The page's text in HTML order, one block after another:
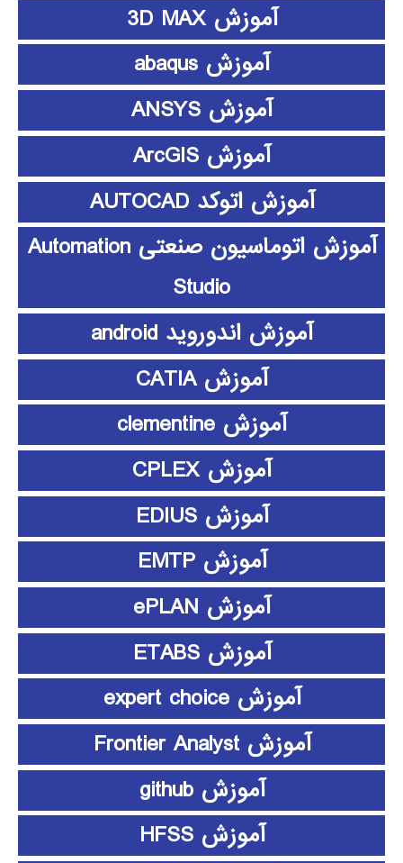
آموزش 3D MAX
آموزش abaqus
آموزش ANSYS
آموزش ArcGIS
آموزش اتوکد AUTOCAD
آموزش اتوماسیون صنعتی Automation
Studio
آموزش اندوروید android
آموزش CATIA
آموزش clementine
آموزش CPLEX
آموزش EDIUS
آموزش EMTP
آموزش ePLAN
آموزش ETABS
آموزش expert choice
آموزش Frontier Analyst
آموزش github
آموزش HFSS